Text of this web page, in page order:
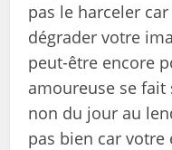
pas le harceler
dégrader votre
peut-être encore
amoureuse se
non du jour au
pas bien car votre